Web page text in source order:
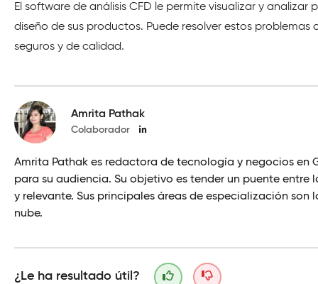
El software de análisis CFD le permite visualizar y
diseño de sus productos. Puede resolver estos
seguros y de calidad.
Amrita Pathak
Colaborador
Amrita Pathak es redactora de tecnología y negocios en
para su audiencia. Su objetivo es tender un puente
y relevante. Sus principales áreas de especialización
nube.
¿Le ha resultado útil?